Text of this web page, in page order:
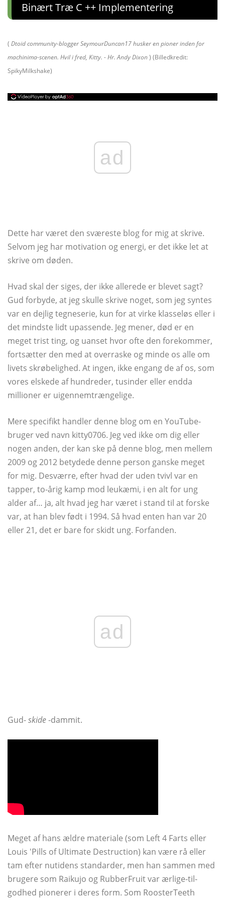
Binært Træ C ++ Implementering
( Dtoid community-blogger SeymourDuncan17 husker en pioner inden for
machinima-scenen. Hvil i fred, Kitty. - Hr. Andy Dixon) (Billedkredit:
SpikyMilkshake)
ad
Dette har været den sværeste blog for mig at skrive.
Selvom jeg har motivation og energi, er det ikke let at
skrive om døden.
Hvad skal der siges, der ikke allerede er blevet sagt?
Gud forbyde, at jeg skulle skrive noget, som jeg syntes
var en dejlig tegneserie, kun for at virke klasseløs eller i
det mindste lidt upassende. Jeg mener, død er en
meget trist ting, og uanset hvor ofte den forekommer,
fortsætter den med at overraske og minde os alle om
livets skrøbelighed. At ingen, ikke engang de af os, som
vores elskede af hundreder, tusinder eller endda
millioner er uigennemtrængelige.
Mere specifikt handler denne blog om en YouTube-
bruger ved navn kitty0706. Jeg ved ikke om dig eller
nogen anden, der kan ske på denne blog, men mellem
2009 og 2012 betydede denne person ganske meget
for mig. Desværre, efter hvad der uden tvivl var en
tapper, to-årig kamp mod leukæmi, i en alt for ung
alder af… ja, alt hvad jeg har været i stand til at forske
var, at han blev født i 1994. Så hvad enten han var 20
eller 21, det er bare for skidt ung. Forfanden.
ad
Gud-skide-dammit.
Meget af hans ældre materiale (som Left 4 Farts eller
Louis 'Pills of Ultimate Destruction) kan være rå eller
tam efter nutidens standarder, men han sammen med
brugere som Raikujo og RubberFruit var ærlige-til-
godhed pionerer i deres form. Som RoosterTeeth